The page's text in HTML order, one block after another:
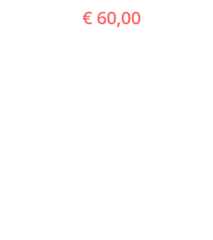
€ 60,00